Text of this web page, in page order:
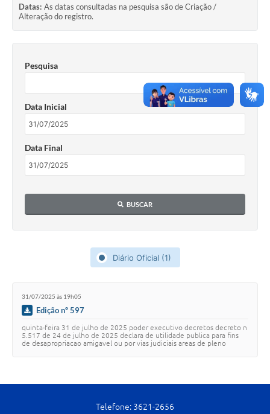
Carta de Serviços
Turismo
Legislação
Telefones Úteis
Cavernas do Peruaçu
Notícias
Links
Serviços Online
Datas: As datas consultadas na pesquisa são de Criação /
Alteração do registro.
Pesquisa
Data Inicial
Data Final
BUSCAR
Diário Oficial (1)
31/07/2025 às 19h05
Edição nº 597
quinta-feira 31 de julho de 2025 poder executivo decretos decreto n
5.517 de 24 de julho de 2025 declara de utilidade publica para fins
de desapropriacao amigavel ou por vias judiciais areas de pleno
Telefone: 3621-2656